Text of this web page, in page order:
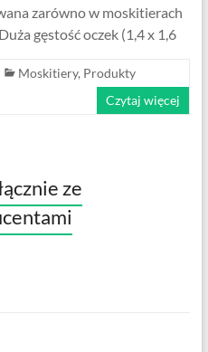
zarówno w moskitierach
gęstość oczek (1,4 x 1,6
Moskitiery, Produkty
Czytaj więcej
ze